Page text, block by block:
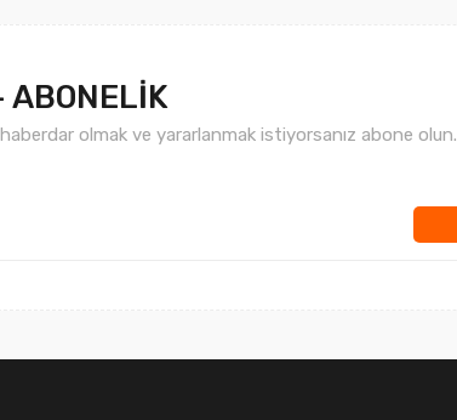
ABONELİK
olmak ve yararlanmak istiyorsanız abone olun.